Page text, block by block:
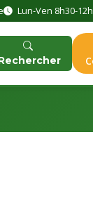
Lun-Ven 8h30-